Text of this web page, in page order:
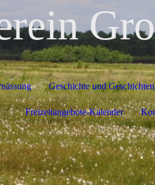
Geschichte und Geschichten
Freizeitangebote-Kalender